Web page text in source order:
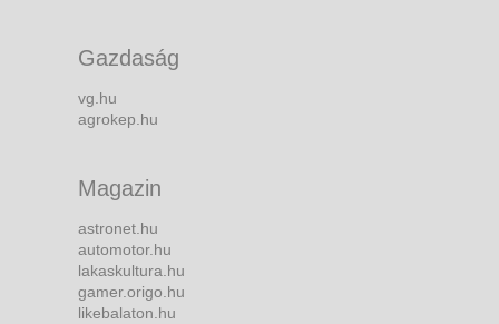
Gazdaság
vg.hu
agrokep.hu
Magazin
astronet.hu
automotor.hu
lakaskultura.hu
gamer.origo.hu
likebalaton.hu